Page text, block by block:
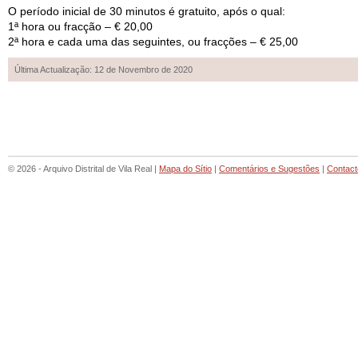
O período inicial de 30 minutos é gratuito, após o qual:
1ª hora ou fracção – € 20,00
2ª hora e cada uma das seguintes, ou fracções – € 25,00
Última Actualização: 12 de Novembro de 2020
© 2026 - Arquivo Distrital de Vila Real | Mapa do Sítio Comentários e Sugestões